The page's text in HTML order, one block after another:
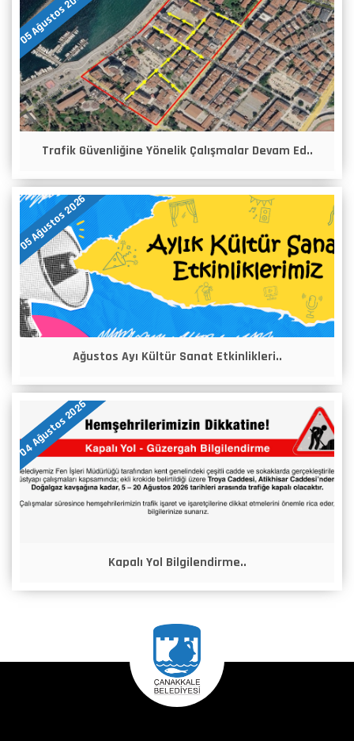
05 Ağustos 2026
Trafik Güvenliğine Yönelik Çalışmalar Devam Ed..
05 Ağustos 2026
Ağustos Ayı Kültür Sanat Etkinlikleri..
04 Ağustos 2026
Kapalı Yol Bilgilendirme..